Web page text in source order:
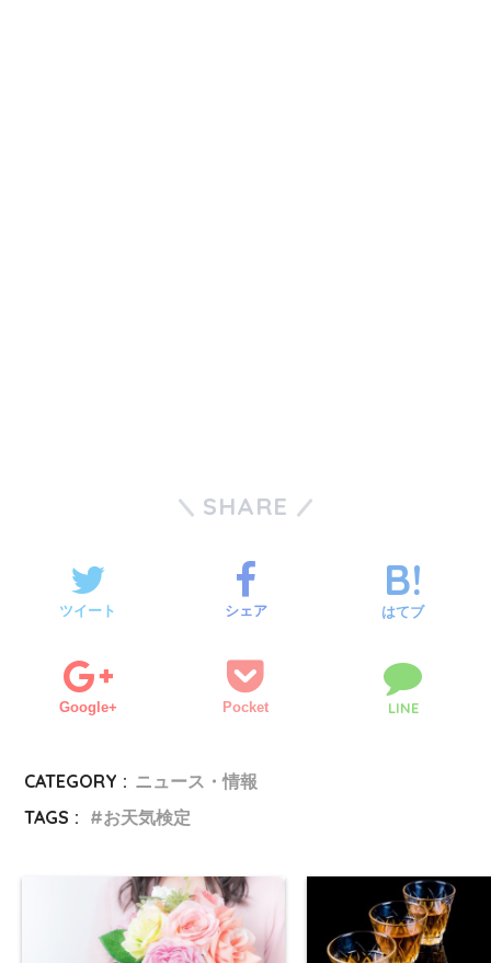
SHARE
ツイート シェア はてブ
Google+ Pocket LINE
CATEGORY : ニュース・情報
TAGS :
お天気検定